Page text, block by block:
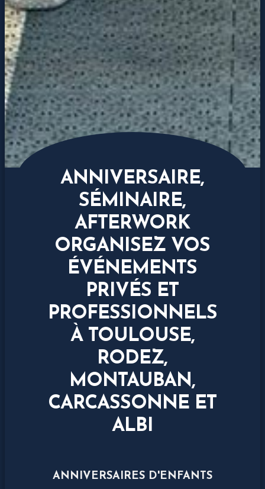
ANNIVERSAIRE,
SÉMINAIRE,
AFTERWORK
ORGANISEZ VOS
ÉVÉNEMENTS
PRIVÉS ET
PROFESSIONNELS
À TOULOUSE,
RODEZ,
MONTAUBAN,
CARCASSONNE ET
ALBI
ANNIVERSAIRES D'ENFANTS